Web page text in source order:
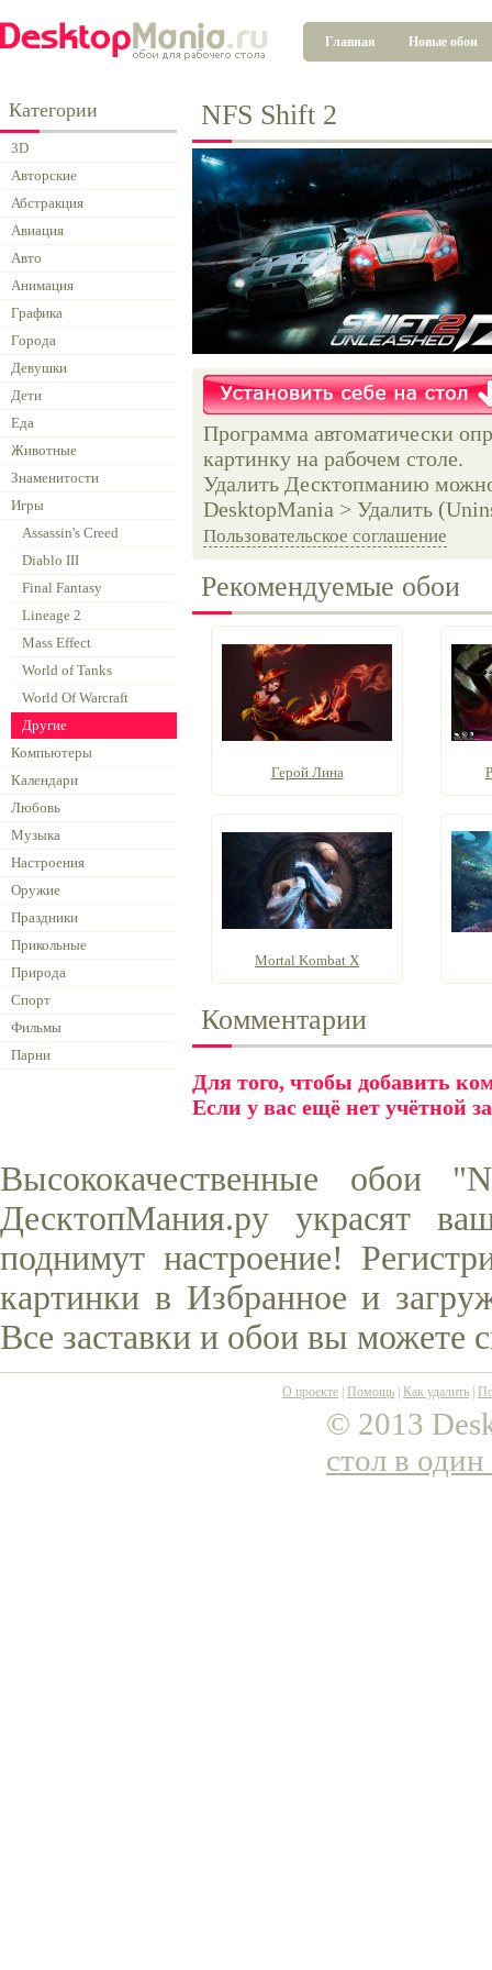
Главная Новые обои
Категории
3D
Авторские
Абстракция
Авиация
Авто
Анимация
Графика
Города
Девушки
Дети
Еда
Животные
Знаменитости
Игры
Assassin's Creed
Diablo III
Final Fantasy
Lineage 2
Mass Effect
World of Tanks
World Of Warcraft
Другие
Компьютеры
Календари
Любовь
Музыка
Настроения
Оружие
Праздники
Прикольные
Природа
Спорт
Фильмы
Парни
NFS Shift 2
Программа автоматически
картинку на рабочем столе.
Удалить Десктопманию
DesktopMania > Удалить
Пользовательское соглашение
Рекомендуемые обои
Герой Лина
Mortal Kombat X
Комментарии
Для того, чтобы добавить
Если у вас ещё нет учётной
Высококачественные
ДесктопМания.ру украсят
поднимут настроение!
картинки в Избранное и
Все заставки и обои вы можете
О проекте Помощь Как удалить
© 2013
стол в